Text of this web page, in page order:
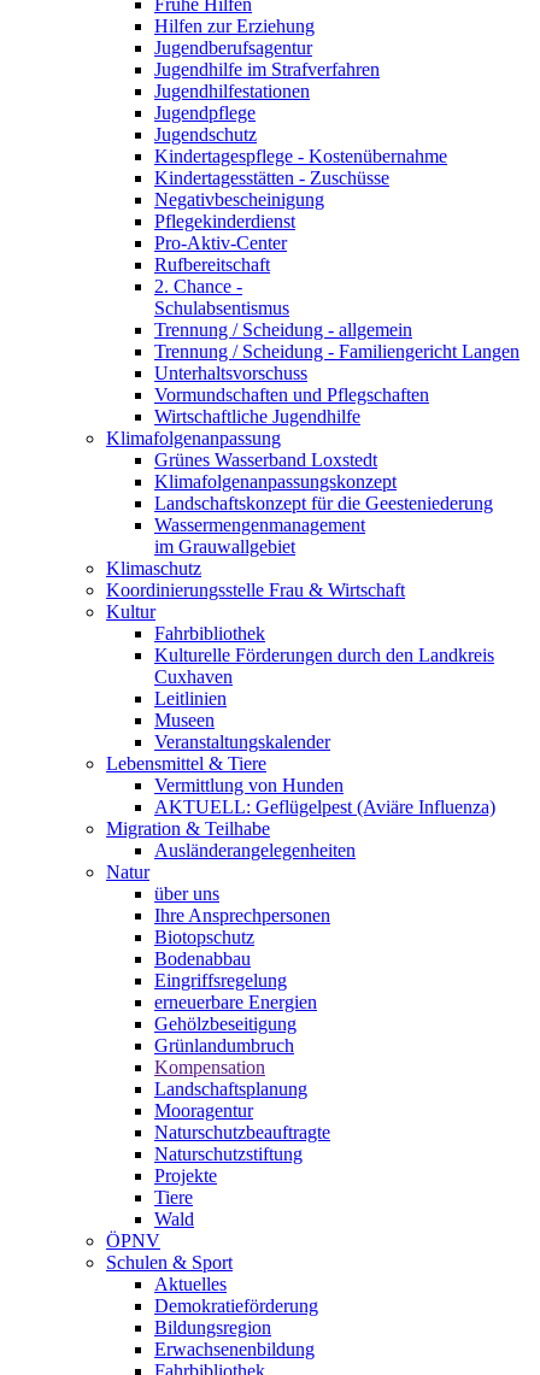
Frühe Hilfen
Hilfen zur Erziehung
Jugendberufsagentur
Jugendhilfe im Strafverfahren
Jugendhilfestationen
Jugendpflege
Jugendschutz
Kindertagespflege - Kostenübernahme
Kindertagesstätten - Zuschüsse
Negativbescheinigung
Pflegekinderdienst
Pro-Aktiv-Center
Rufbereitschaft
2. Chance -
Schulabsentismus
Trennung / Scheidung - allgemein
Trennung / Scheidung - Familiengericht Langen
Unterhaltsvorschuss
Vormundschaften und Pflegschaften
Wirtschaftliche Jugendhilfe
Klimafolgenanpassung
Grünes Wasserband Loxstedt
Klimafolgenanpassungskonzept
Landschaftskonzept für die Geesteniederung
Wassermengenmanagement
im Grauwallgebiet
Klimaschutz
Koordinierungsstelle Frau & Wirtschaft
Kultur
Fahrbibliothek
Kulturelle Förderungen durch den Landkreis
Cuxhaven
Leitlinien
Museen
Veranstaltungskalender
Lebensmittel & Tiere
Vermittlung von Hunden
AKTUELL: Geflügelpest (Aviäre Influenza)
Migration & Teilhabe
Ausländerangelegenheiten
Natur
über uns
Ihre Ansprechpersonen
Biotopschutz
Bodenabbau
Eingriffsregelung
erneuerbare Energien
Gehölzbeseitigung
Grünlandumbruch
Kompensation
Landschaftsplanung
Mooragentur
Naturschutzbeauftragte
Naturschutzstiftung
Projekte
Tiere
Wald
ÖPNV
Schulen & Sport
Aktuelles
Demokratieförderung
Bildungsregion
Erwachsenenbildung
Fahrbibliothek